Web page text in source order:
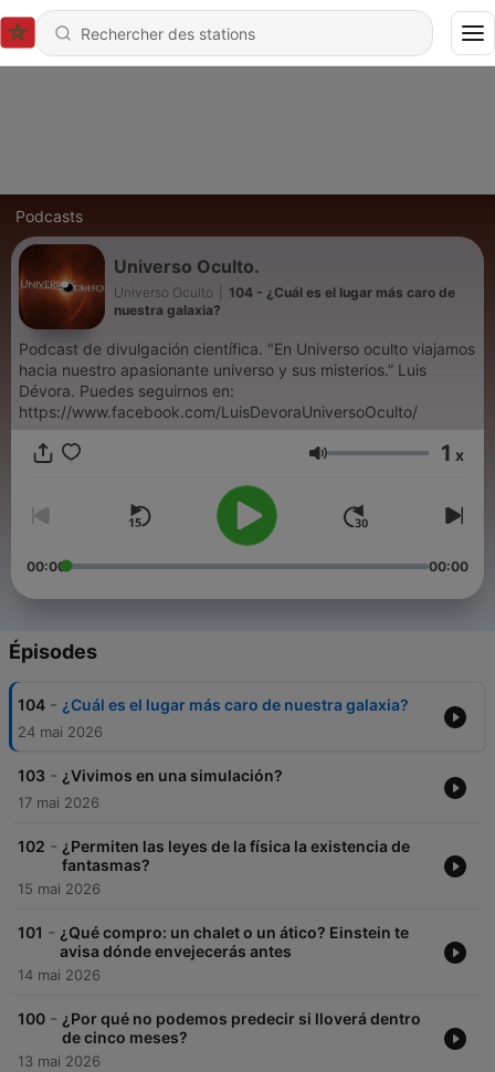
Podcasts
Universo Oculto.
Universo Oculto
104 - ¿Cuál es el lugar más caro de
nuestra galaxia?
Podcast de divulgación científica. "En Universo oculto viajamos
hacia nuestro apasionante universo y sus misterios.” Luis
Dévora. Puedes seguirnos en:
https://www.facebook.com/LuisDevoraUniversoOculto/
Volume 1 x
00:00 00:00
Épisodes
104 - ¿Cuál es el lugar más caro de nuestra galaxia?
24 mai 2026
103 - ¿Vivimos en una simulación?
17 mai 2026
102 - ¿Permiten las leyes de la física la existencia de
fantasmas?
15 mai 2026
101 - ¿Qué compro: un chalet o un ático? Einstein te
avisa dónde envejecerás antes
14 mai 2026
100 - ¿Por qué no podemos predecir si lloverá dentro
de cinco meses?
13 mai 2026